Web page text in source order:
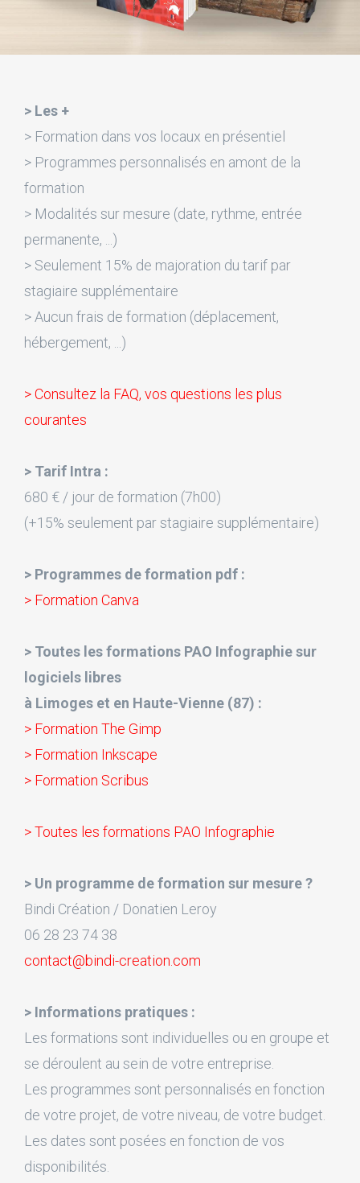
> Les +
> Formation dans vos locaux en présentiel
> Programmes personnalisés en amont de la
formation
> Modalités sur mesure (date, rythme, entrée
permanente, ...)
> Seulement 15% de majoration du tarif par
stagiaire supplémentaire
> Aucun frais de formation (déplacement,
hébergement, ...)
> Consultez la FAQ, vos questions les plus
courantes
> Tarif Intra :
680 € / jour de formation (7h00)
(+15% seulement par stagiaire supplémentaire)
> Programmes de formation pdf :
> Formation Canva
> Toutes les formations PAO Infographie sur
logiciels libres
à Limoges et en Haute-Vienne (87) :
> Formation The Gimp
> Formation Inkscape
> Formation Scribus
> Toutes les formations PAO Infographie
> Un programme de formation sur mesure ?
Bindi Création / Donatien Leroy
06 28 23 74 38
contact@bindi-creation.com
> Informations pratiques :
Les formations sont individuelles ou en groupe et
se déroulent au sein de votre entreprise.
Les programmes sont personnalisés en fonction
de votre projet, de votre niveau, de votre budget.
Les dates sont posées en fonction de vos
disponibilités.